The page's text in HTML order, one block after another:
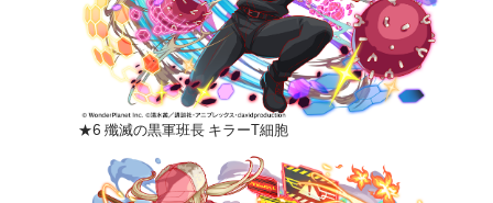
★6 殲滅の黒軍班長 キラーT細胞